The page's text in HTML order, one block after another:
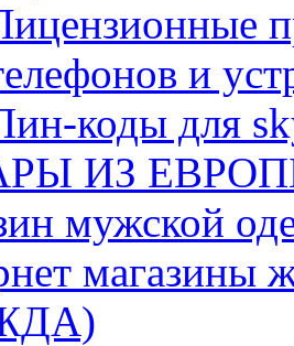
и
коды для
ИЗ
мужской